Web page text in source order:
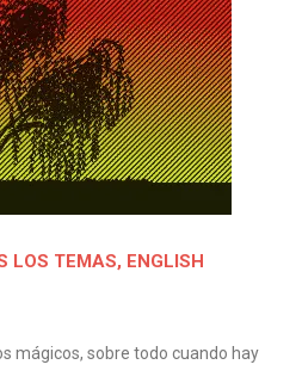
LOS TEMAS, ENGLISH
mágicos, sobre todo cuando hay